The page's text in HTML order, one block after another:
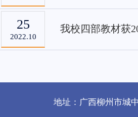
25
2022.10
我校四部教材获
地址：广西柳州市